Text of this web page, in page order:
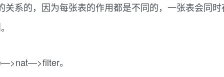
系的，因为每张表的作用都是不同的，一张表会同
。